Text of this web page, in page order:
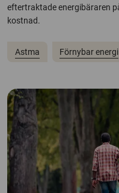
eftertraktade energibäraren
kostnad.
Astma Förnybar energi